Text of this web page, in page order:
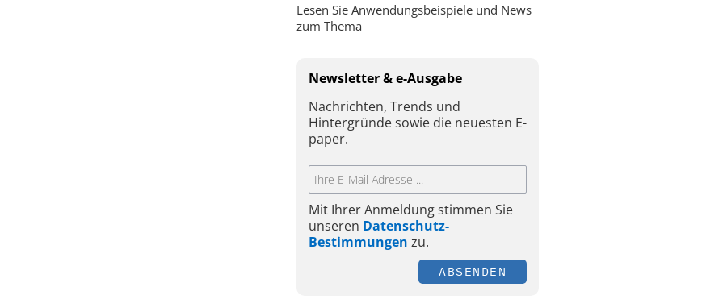
Lesen Sie Anwendungsbeispiele und News
zum Thema
Newsletter & e-Ausgabe
Nachrichten, Trends und
Hintergründe sowie die neuesten E-
paper.
Mit Ihrer Anmeldung stimmen Sie
unseren Datenschutz-
Bestimmungen zu.
ABSENDEN